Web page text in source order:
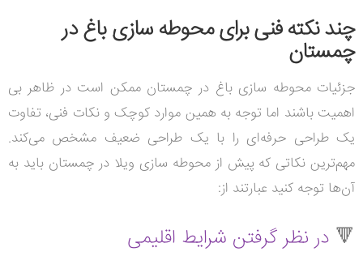
چند نکته فنی برای محوطه سازی باغ در
چمستان
جزئیات محوطه سازی باغ در چمستان ممکن است در ظاهر بی
اهمیت باشند اما توجه به همین موارد کوچک و نکات فنی، تفاوت
یک طراحی حرفه‌ای را با یک طراحی ضعیف مشخص می‌کند.
مهم‌ترین نکاتی که پیش از محوطه سازی ویلا در چمستان باید به
آن‌ها توجه کنید عبارتند از:
🔻 در نظر گرفتن شرایط اقلیمی